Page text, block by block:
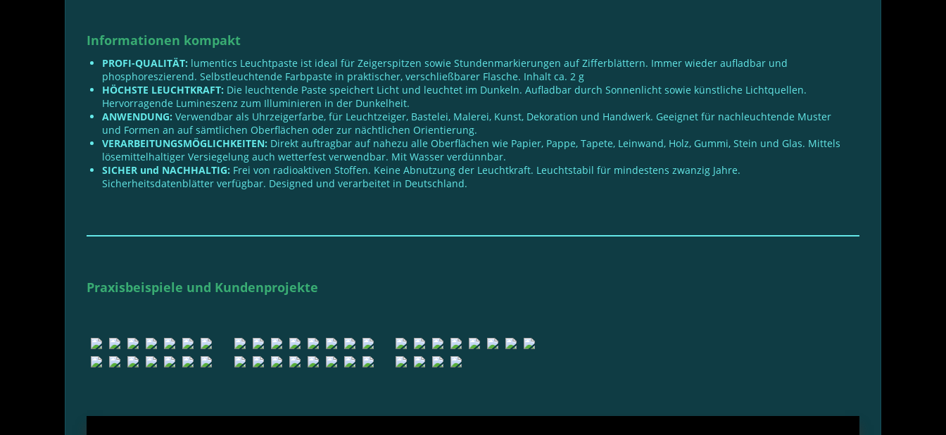
Informationen kompakt
PROFI-QUALITÄT: lumentics Leuchtpaste ist ideal für Zeigerspitzen sowie Stundenmarkierungen auf Zifferblättern. Immer wieder aufladbar und
phosphoreszierend. Selbstleuchtende Farbpaste in praktischer, verschließbarer Flasche. Inhalt ca. 2 g
HÖCHSTE LEUCHTKRAFT: Die leuchtende Paste speichert Licht und leuchtet im Dunkeln. Aufladbar durch Sonnenlicht sowie künstliche Lichtquellen.
Hervorragende Lumineszenz zum Illuminieren in der Dunkelheit.
ANWENDUNG: Verwendbar als Uhrzeigerfarbe, für Leuchtzeiger, Bastelei, Malerei, Kunst, Dekoration und Handwerk. Geeignet für nachleuchtende Muster
und Formen an auf sämtlichen Oberflächen oder zur nächtlichen Orientierung.
VERARBEITUNGSMÖGLICHKEITEN: Direkt auftragbar auf nahezu alle Oberflächen wie Papier, Pappe, Tapete, Leinwand, Holz, Gummi, Stein und Glas. Mittels
lösemittelhaltiger Versiegelung auch wetterfest verwendbar. Mit Wasser verdünnbar.
SICHER und NACHHALTIG: Frei von radioaktiven Stoffen. Keine Abnutzung der Leuchtkraft. Leuchtstabil für mindestens zwanzig Jahre.
Sicherheitsdatenblätter verfügbar. Designed und verarbeitet in Deutschland.
Praxisbeispiele und Kundenprojekte